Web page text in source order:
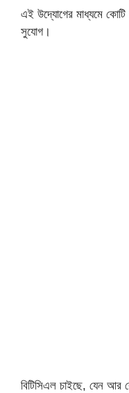
এই উদ্যোগের মাধ্যমে কোটি
সুযোগ।
বিটিসিএল চাইছে, যেন আর